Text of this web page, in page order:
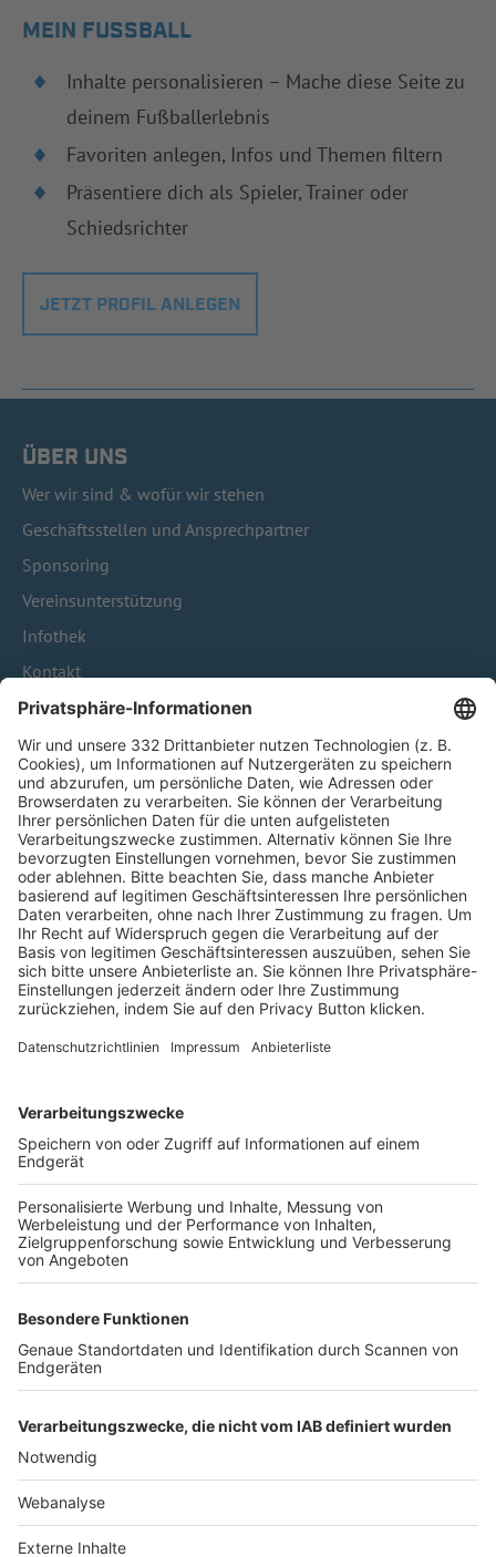
MEIN FUSSBALL
Inhalte personalisieren – Mache diese Seite zu
deinem Fußballerlebnis
Favoriten anlegen, Infos und Themen filtern
Präsentiere dich als Spieler, Trainer oder
Schiedsrichter
JETZT PROFIL ANLEGEN
ÜBER UNS
Wer wir sind & wofür wir stehen
Geschäftsstellen und Ansprechpartner
Sponsoring
Vereinsunterstützung
Infothek
Kontakt
HÄUFIG BESUCHTE SEITEN
Pässe und Vereinswechsel
Trainerausbildung
Schulungsangebot Vereinsmitarbeiter
BFV-Geschäftsstellen
Trainerbörse
Login SpielPlus
FOLGE DEM BFV
TOP-VEREINE
TOP-PARTNER
Nutzungsbedingungen Datenschutz Impressum